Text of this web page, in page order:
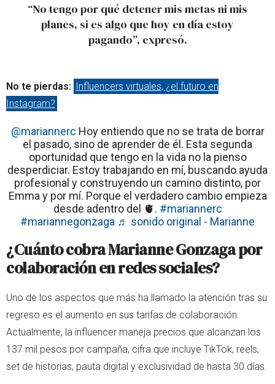
“No tengo por qué detener mis metas ni mis
planes, si es algo que hoy en día estoy
pagando”, expresó.
No te pierdas: Influencers virtuales, ¿el futuro en
Instagram?
@mariannerc Hoy entiendo que no se trata de borrar
el pasado, sino de aprender de él. Esta segunda
oportunidad que tengo en la vida no la pienso
desperdiciar. Estoy trabajando en mí, buscando ayuda
profesional y construyendo un camino distinto, por
Emma y por mí. Porque el verdadero cambio empieza
desde adentro del 🫀. #mariannerc
#mariannegonzaga ♬ sonido original - Marianne
¿Cuánto cobra Marianne Gonzaga por
colaboración en redes sociales?
Uno de los aspectos que más ha llamado la atención tras su
regreso es el aumento en sus tarifas de colaboración.
Actualmente, la influencer maneja precios que alcanzan los
137 mil pesos por campaña, cifra que incluye TikTok, reels,
set de historias, pauta digital y exclusividad de hasta 30 días.